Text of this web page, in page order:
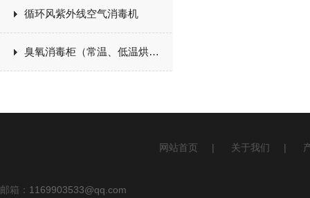
循环风紫外线空气消毒机
臭氧消毒柜（常温、低温烘干）
网站首页 | 关于我们 |
邮箱： 1169903533@qq.com